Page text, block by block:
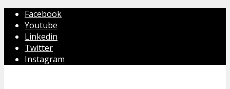
Facebook
Youtube
Linkedin
Twitter
Instagram